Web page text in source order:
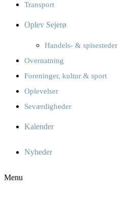
Transport
Oplev Sejerø
Handels- & spisesteder
Overnatning
Foreninger, kultur & sport
Oplevelser
Seværdigheder
Kalender
Nyheder
Menu